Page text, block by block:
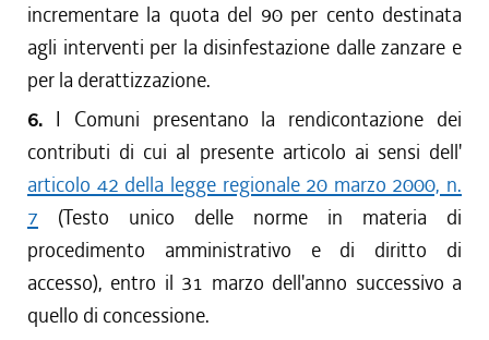
incrementare la quota del 90 per cento destinata
agli interventi per la disinfestazione dalle zanzare e
per la derattizzazione.
6. I Comuni presentano la rendicontazione dei
contributi di cui al presente articolo ai sensi dell'
articolo 42 della legge regionale 20 marzo 2000, n.
7 (Testo unico delle norme in materia di
procedimento amministrativo e di diritto di
accesso), entro il 31 marzo dell'anno successivo a
quello di concessione.